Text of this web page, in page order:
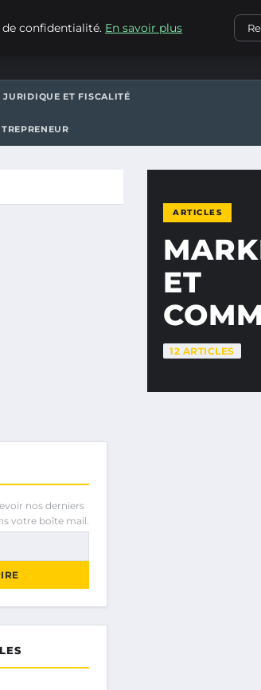
JURIDIQUE ET FISCALITÉ
ARTICLES
ET
12 ARTICLES
nos derniers
votre boîte mail.
confidentialité. En savoir plus